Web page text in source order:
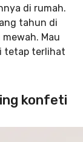
di rumah.
tahun di
Mau
tetap terlihat
konfeti